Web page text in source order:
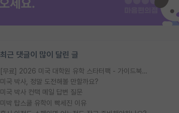
최근 댓글이 많이 달린 글
[무료] 2026 미국 대학원 유학 스타터팩 - 가이드북 & 합격자 컨택메일 템플릿
미국 박사, 정말 도전해볼 만할까요?
미국 박사 컨택 메일 답변 질문
미박 탑스쿨 유학이 빡세진 이유